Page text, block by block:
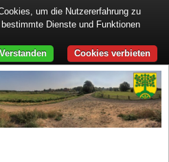
um die Nutzererfahrung zu
Dienste und Funktionen
Cookies verbieten
Verstanden